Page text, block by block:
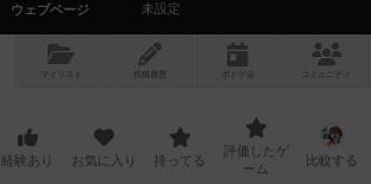
ウェブページ
未設定
マイリスト 投稿履歴 ボ ドゲ コミュニティ
経験あり お気に入り 持ってる
評価したゲ
ーム
比較する